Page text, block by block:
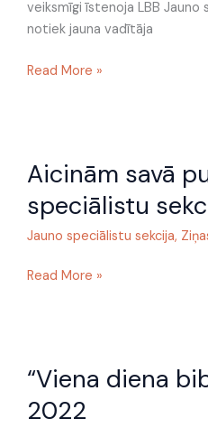
veiksmīgi īstenoja LBB Jauno
notiek jauna vadītāja
Read More »
Aicinām savā
speciālistu
Jauno speciālistu sekcija,
savā
Jauno
speciālistu
vadītāju
Read More »
“Viena diena
2022
diena
dzīvē”